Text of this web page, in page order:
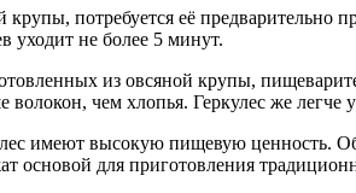
потребуется её предварительно
уходит не более 5 минут.
из овсяной крупы,
чем хлопья. Геркулес же легче
имеют высокую пищевую ценность.
основой для приготовления